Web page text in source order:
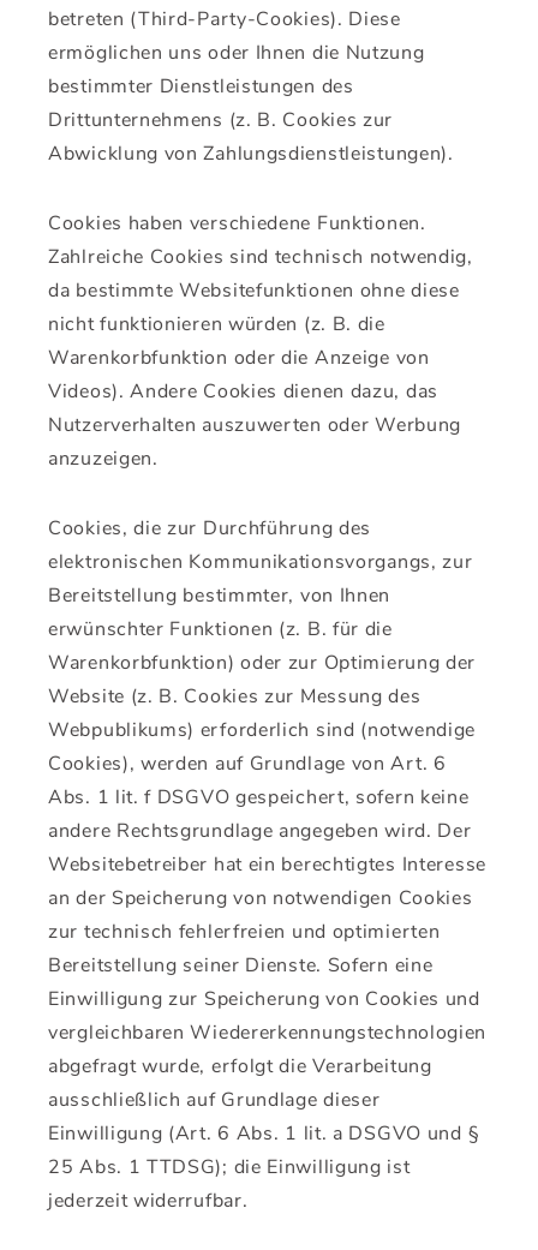
betreten (Third-Party-Cookies). Diese
ermöglichen uns oder Ihnen die Nutzung
bestimmter Dienstleistungen des
Drittunternehmens (z. B. Cookies zur
Abwicklung von Zahlungsdienstleistungen).
Cookies haben verschiedene Funktionen.
Zahlreiche Cookies sind technisch notwendig,
da bestimmte Websitefunktionen ohne diese
nicht funktionieren würden (z. B. die
Warenkorbfunktion oder die Anzeige von
Videos). Andere Cookies dienen dazu, das
Nutzerverhalten auszuwerten oder Werbung
anzuzeigen.
Cookies, die zur Durchführung des
elektronischen Kommunikationsvorgangs, zur
Bereitstellung bestimmter, von Ihnen
erwünschter Funktionen (z. B. für die
Warenkorbfunktion) oder zur Optimierung der
Website (z. B. Cookies zur Messung des
Webpublikums) erforderlich sind (notwendige
Cookies), werden auf Grundlage von Art. 6
Abs. 1 lit. f DSGVO gespeichert, sofern keine
andere Rechtsgrundlage angegeben wird. Der
Websitebetreiber hat ein berechtigtes Interesse
an der Speicherung von notwendigen Cookies
zur technisch fehlerfreien und optimierten
Bereitstellung seiner Dienste. Sofern eine
Einwilligung zur Speicherung von Cookies und
vergleichbaren Wiedererkennungstechnologien
abgefragt wurde, erfolgt die Verarbeitung
ausschließlich auf Grundlage dieser
Einwilligung (Art. 6 Abs. 1 lit. a DSGVO und §
25 Abs. 1 TTDSG); die Einwilligung ist
jederzeit widerrufbar.